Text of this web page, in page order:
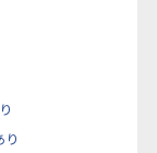
り